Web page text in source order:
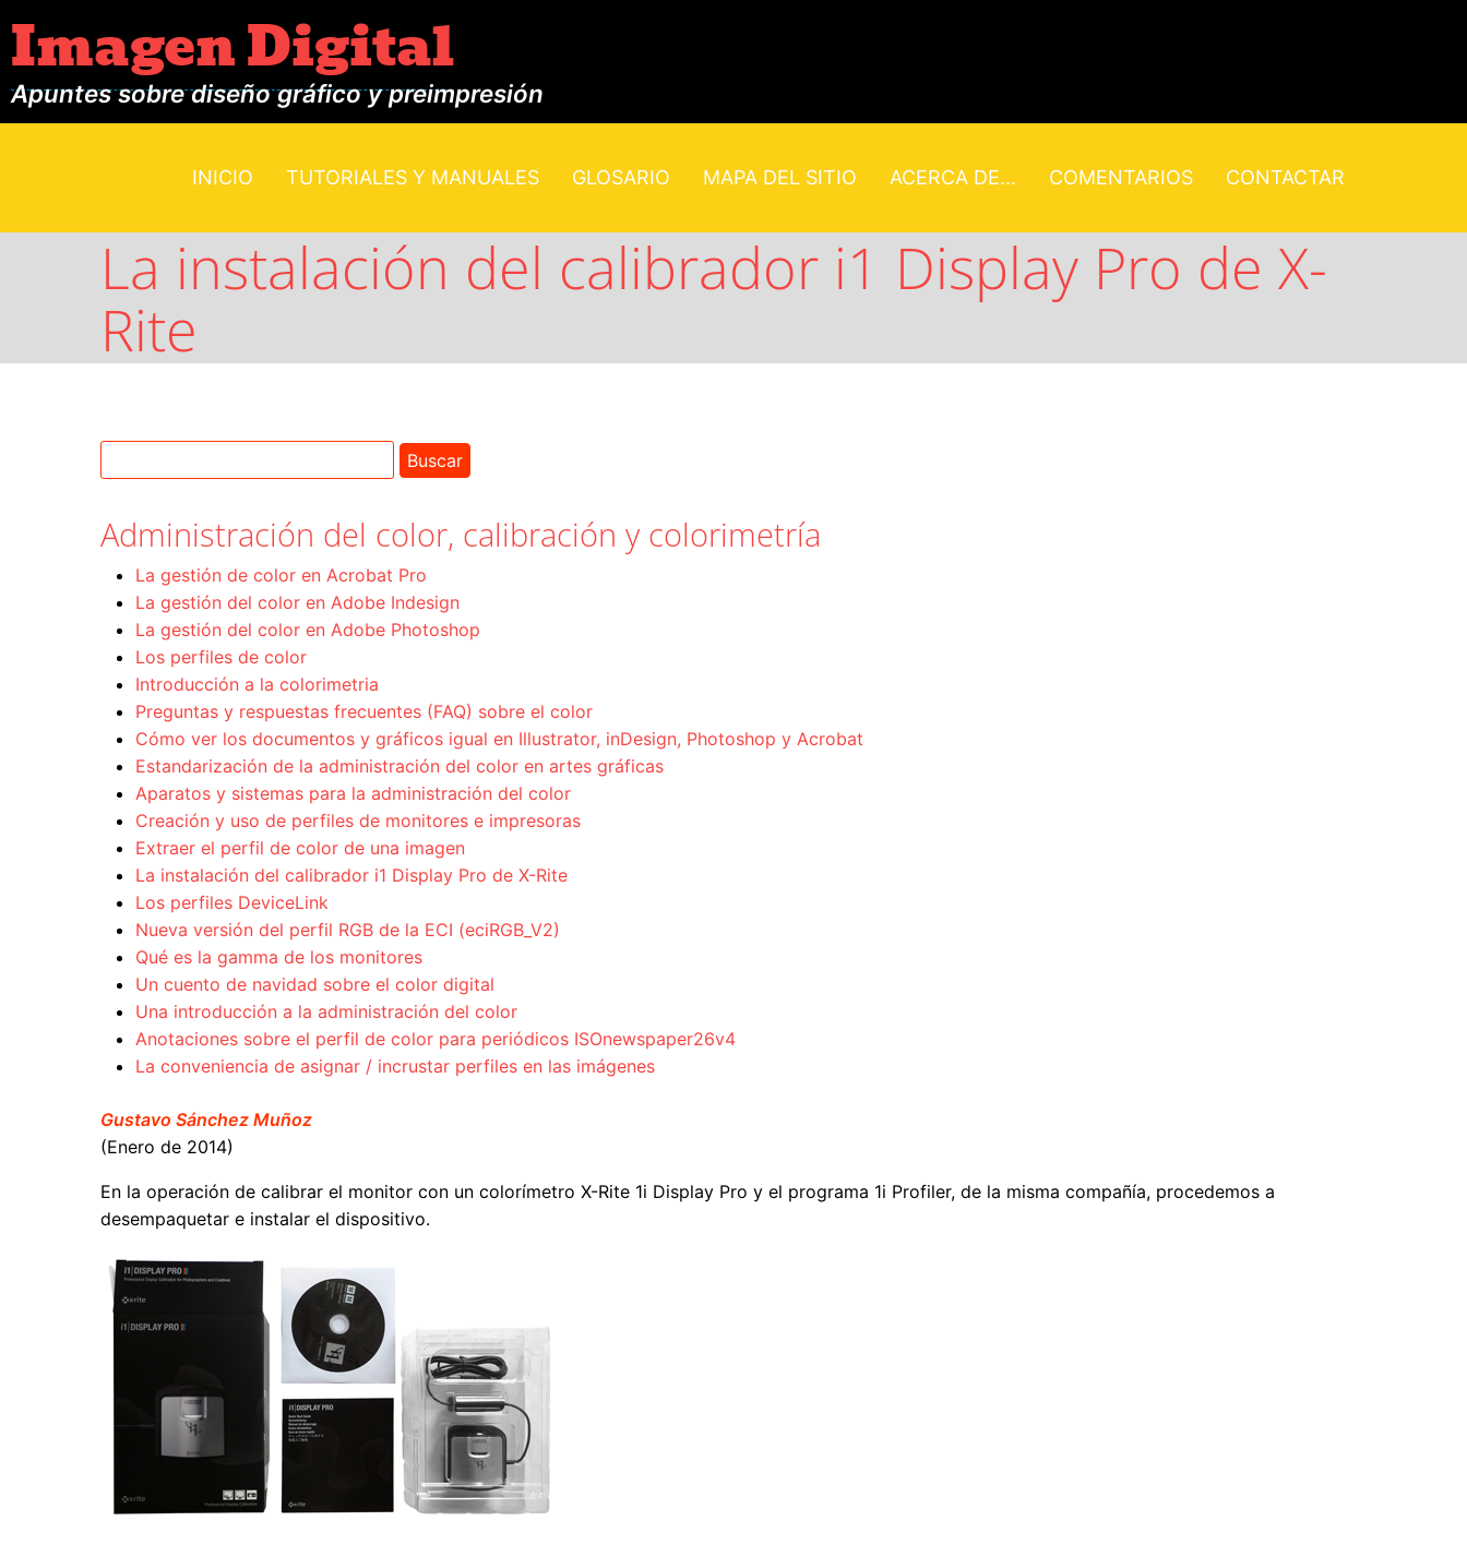
Imagen Digital
Apuntes sobre diseño gráfico y preimpresión
INICIO TUTORIALES Y MANUALES GLOSARIO MAPA DEL SITIO ACERCA DE... COMENTARIOS CONTACTAR
La instalación del calibrador i1 Display Pro de X-
Rite
Administración del color, calibración y colorimetría
La gestión de color en Acrobat Pro
La gestión del color en Adobe Indesign
La gestión del color en Adobe Photoshop
Los perfiles de color
Introducción a la colorimetria
Preguntas y respuestas frecuentes (FAQ) sobre el color
Cómo ver los documentos y gráficos igual en Illustrator, inDesign, Photoshop y Acrobat
Estandarización de la administración del color en artes gráficas
Aparatos y sistemas para la administración del color
Creación y uso de perfiles de monitores e impresoras
Extraer el perfil de color de una imagen
La instalación del calibrador i1 Display Pro de X-Rite
Los perfiles DeviceLink
Nueva versión del perfil RGB de la ECI (eciRGB_V2)
Qué es la gamma de los monitores
Un cuento de navidad sobre el color digital
Una introducción a la administración del color
Anotaciones sobre el perfil de color para periódicos ISOnewspaper26v4
La conveniencia de asignar / incrustar perfiles en las imágenes
Gustavo Sánchez Muñoz
(Enero de 2014)
En la operación de calibrar el monitor con un colorímetro X-Rite 1i Display Pro y el programa 1i Profiler, de la misma compañía, procedemos a
desempaquetar e instalar el dispositivo.